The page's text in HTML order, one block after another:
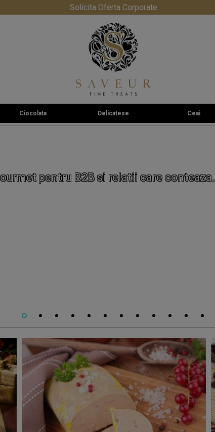
Solicita Oferta Corporate
Ciocolata Delicatese Ceai
pentru B2B si relatii care conteaza.